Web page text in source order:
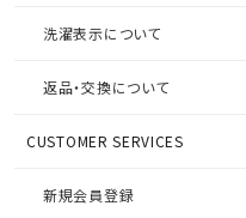
洗濯表示について
返品・交換について
CUSTOMER SERVICES
新規会員登録